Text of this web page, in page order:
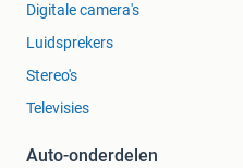
Digitale camera's
Luidsprekers
Stereo's
Televisies
Auto-onderdelen